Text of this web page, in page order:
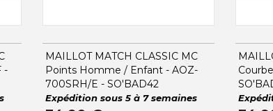
-
MAILLOT MATCH CLASSIC MC
Points Homme / Enfant - AOZ-
700SRH/E - SO'BAD42
Expédition sous 5 à 7 semaines